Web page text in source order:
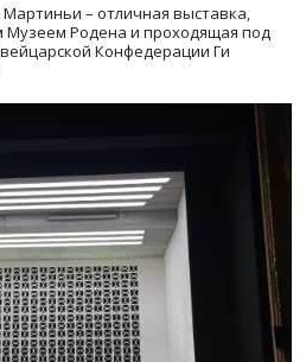
– отличная выставка,
Музеем Родена и проходящая под
Конфедерации Ги